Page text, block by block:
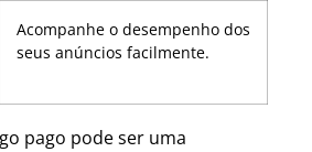
Acompanhe o desempenho dos
seus anúncios facilmente.
pago pode ser uma